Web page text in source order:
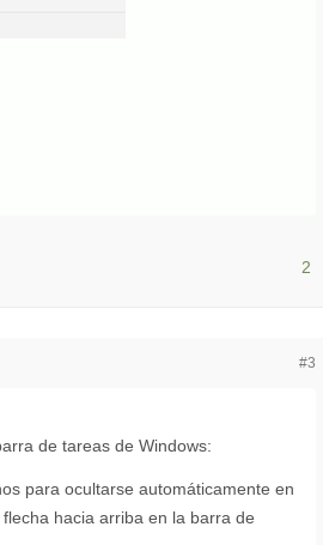
2
#3
de tareas de Windows:
para ocultarse automáticamente en
hacia arriba en la barra de